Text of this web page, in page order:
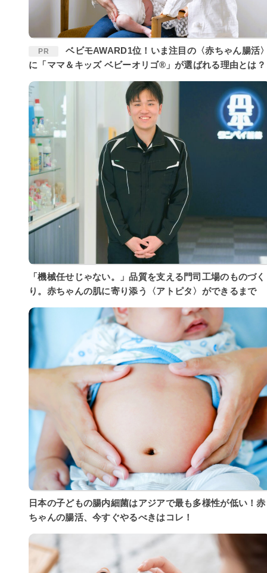
PR
ベビモAWARD1位！いま注目の〈赤ちゃん腸活〉
に「ママ＆キッズ ベビーオリゴ®」が選ばれる理由とは？
「機械任せじゃない。」品質を支える門司工場のものづく
り。赤ちゃんの肌に寄り添う〈アトピタ〉ができるまで
日本の子どもの腸内細菌はアジアで最も多様性が低い！赤
ちゃんの腸活、今すぐやるべきはコレ！